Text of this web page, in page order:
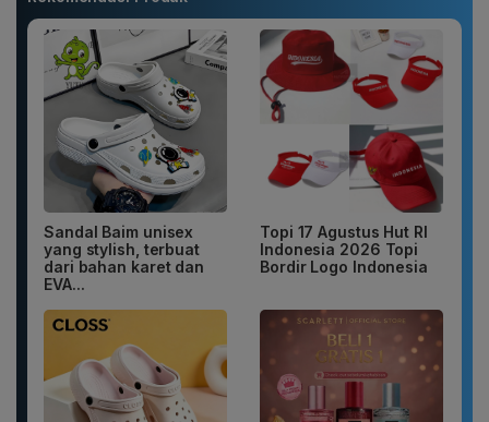
Sandal Baim unisex
yang stylish, terbuat
dari bahan karet dan
EVA...
Topi 17 Agustus Hut RI
Indonesia 2026 Topi
Bordir Logo Indonesia